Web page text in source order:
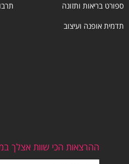
ספורט בריאות ותזונה
תדמית אופנה ועיצוב
ההרצאות הכי שוות אצלך